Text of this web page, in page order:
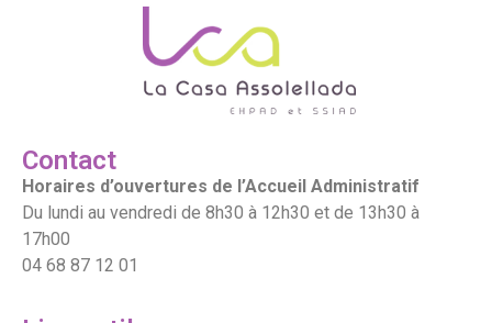
Contact
Horaires d’ouvertures de l’Accueil Administratif
Du lundi au vendredi de 8h30 à 12h30 et de 13h30 à
17h00
04 68 87 12 01